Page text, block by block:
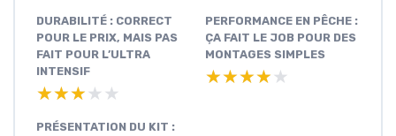
DURABILITÉ : CORRECT
POUR LE PRIX, MAIS PAS
FAIT POUR L’ULTRA
INTENSIF
★★★★★
★★★★★
PERFORMANCE EN PÊCHE :
ÇA FAIT LE JOB POUR DES
MONTAGES SIMPLES
★★★★★
★★★★★
PRÉSENTATION DU KIT :